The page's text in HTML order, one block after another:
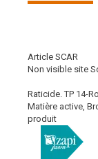
Article SCAR
Non visible site
Raticide. TP 14-
Matière active,
produit